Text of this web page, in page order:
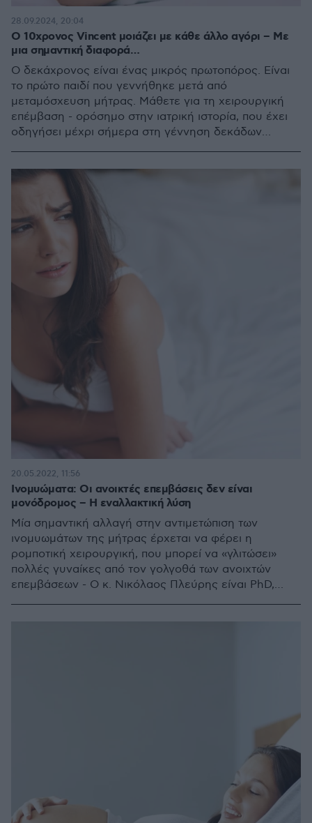
Ο 10χρονος Vincent μοιάζει με κάθε άλλο αγόρι – Με
μια σημαντική διαφορά…
Ο δεκάχρονος είναι ένας μικρός πρωτοπόρος. Είναι
το πρώτο παιδί που γεννήθηκε μετά από
μεταμόσχευση μήτρας. Μάθετε για τη χειρουργική
επέμβαση - ορόσημο στην ιατρική ιστορία, που έχει
οδηγήσει μέχρι σήμερα στη γέννηση δεκάδων
28.09.2024, 20:04
Ινομυώματα: Οι ανοικτές επεμβάσεις δεν είναι
μονόδρομος – H εναλλακτική λύση
Μία σημαντική αλλαγή στην αντιμετώπιση των
ινομυωμάτων της μήτρας έρχεται να φέρει η
ρομποτική χειρουργική, που μπορεί να «γλιτώσει»
πολλές γυναίκες από τον γολγοθά των ανοιχτών
επεμβάσεων - Ο κ. Νικόλαος Πλεύρης είναι PhD,
20.05.2022, 11:56